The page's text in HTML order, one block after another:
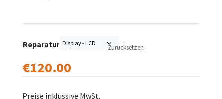
Reparatur Zurücksetzen
€120.00
Preise inklussive MwSt.